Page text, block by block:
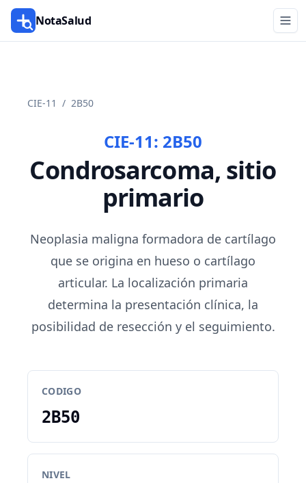
NotaSalud
CIE-11 / 2B50
CIE-11: 2B50
Condrosarcoma, sitio
primario
Neoplasia maligna formadora de cartílago
que se origina en hueso o cartílago
articular. La localización primaria
determina la presentación clínica, la
posibilidad de resección y el seguimiento.
CODIGO
2B50
NIVEL